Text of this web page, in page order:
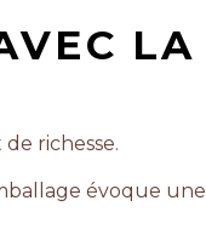
LA
richesse.
évoque une